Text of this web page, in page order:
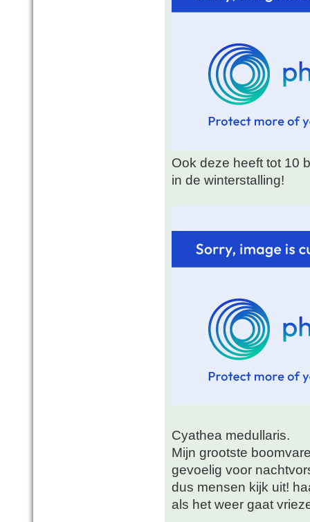
Ook deze heeft tot 10
in de winterstalling!
Cyathea medullaris.
Mijn grootste
gevoelig voor
dus mensen kijk uit!
als het weer gaat